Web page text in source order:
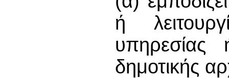
ή
υπηρεσίας
δημοτικής